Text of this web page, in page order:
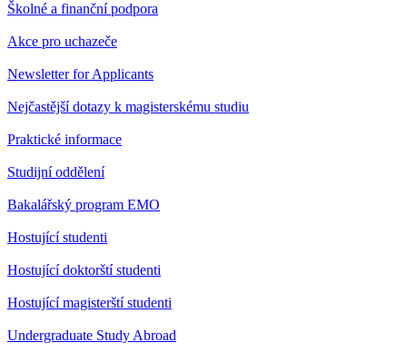
Školné a finanční podpora
Akce pro uchazeče
Newsletter for Applicants
Nejčastější dotazy k magisterskému studiu
Praktické informace
Studijní oddělení
Bakalářský program EMO
Hostující studenti
Hostující doktorští studenti
Hostující magisterští studenti
Undergraduate Study Abroad